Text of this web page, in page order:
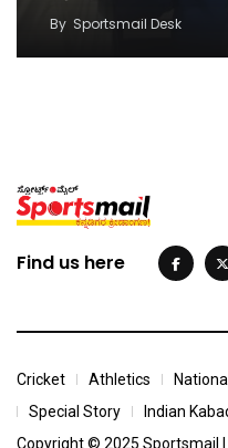
By Sportsmail Desk
Find us here
Cricket Athletics
Special Story
Indian
Copyright © 2025 Sportsmail |